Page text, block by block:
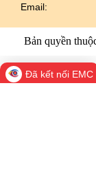
Email:
Bản quyền
Đã kết nối EMC